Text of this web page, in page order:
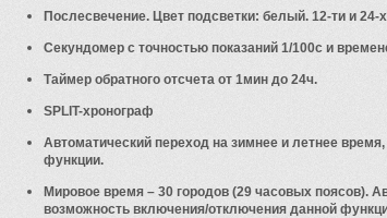
Послесвечение. Цвет подсветки: белый. 12-ти и
Секундомер с точностью показаний 1/100с и
Таймер обратного отсчета от 1мин до 24ч.
SPLIT-хронограф
Автоматический переход на зимнее и летнее
функции.
Мировое время – 30 городов (29 часовых поясов).
возможность включения/отключения данной